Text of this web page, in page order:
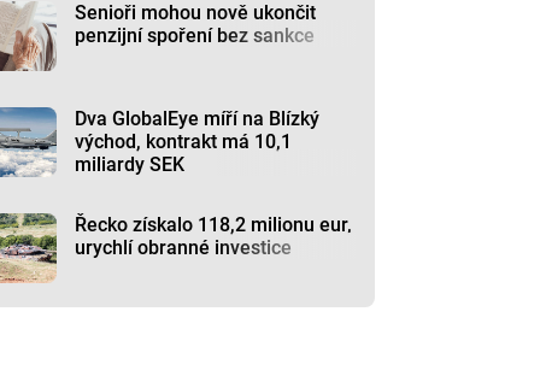
Senioři mohou nově ukončit
penzijní spoření bez sankce
Dva GlobalEye míří na Blízký
východ, kontrakt má 10,1
miliardy SEK
Řecko získalo 118,2 milionu eur,
urychlí obranné investice